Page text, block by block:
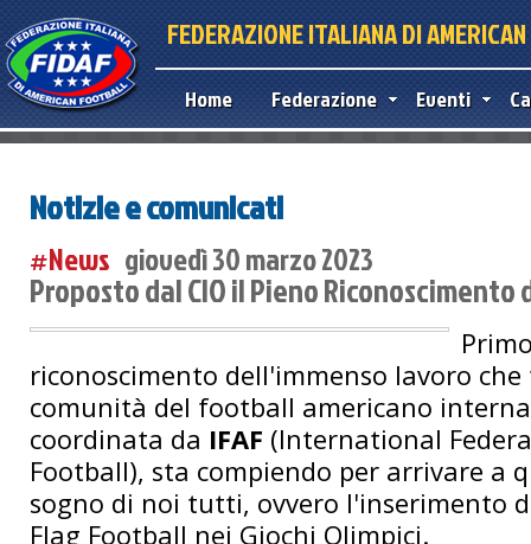
FEDERAZIONE ITALIANA DI
Home Federazione Eventi
Notizie e comunicati
#News giovedì 30 marzo 2023
Proposto dal CIO il Pieno Riconoscimento
riconoscimento dell'immenso lavoro
comunità del football americano
coordinata da IFAF (International
Football), sta compiendo per arrivare a
sogno di noi tutti, ovvero l'inserimento
Flag Football nei Giochi Olimpici.